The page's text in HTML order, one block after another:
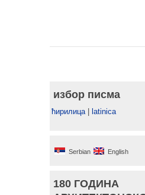
избор писма
ћирилица| latinica
Serbian English
180 ГОДИНА